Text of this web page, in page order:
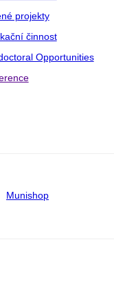
projekty
činnost
Opportunities
Munishop